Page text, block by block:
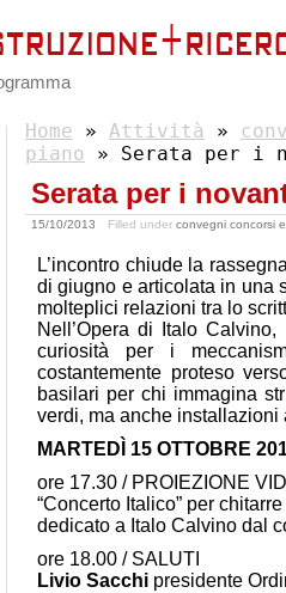
Home » Attività »
piano » Serata per i
Serata per i
15/10/2013 Filled under convegni concorsi
L’incontro chiude la
di giugno e articolata in una
molteplici relazioni tra lo
Nell’Opera di Italo
curiosità per i
costantemente proteso
basilari per chi immagina
verdi, ma anche installazioni
MARTEDÌ 15 OTTOBRE
ore 17.30 / PROIEZIONE
“Concerto Italico” per
dedicato a Italo Calvino dal
ore 18.00 / SALUTI
Livio Sacchi presidente